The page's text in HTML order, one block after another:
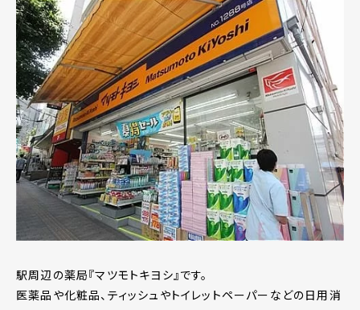
駅周辺の薬局『マツモトキヨシ』です。
医薬品や化粧品、ティッシュやトイレットペーパーなどの日用消